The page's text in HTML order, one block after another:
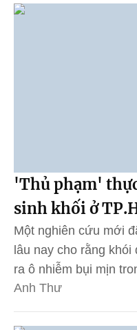
'Thủ phạm'
sinh khối ở
Một nghiên cứu mới
lâu nay cho rằng
ra ô nhiễm bụi mịn
Anh Thư